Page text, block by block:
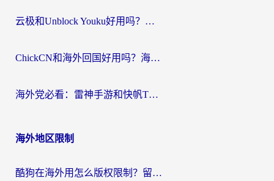
云极和Unblock Youku好用吗？海外党亲测+2026回国加速器避坑指南
ChickCN和海外回国好用吗？海外党2026亲测：从手游到影音，选对加速器的3个关键
海外党必看：雷神手游和快帆TV版好用吗？3步选对回国加速器不踩坑
海外地区限制
酷狗在海外用怎么版权限制？留学生亲测：3步解决听国内音乐难题